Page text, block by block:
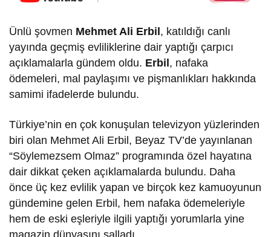
Ünlü şovmen Mehmet Ali Erbil , katıldığı canlı
yayında geçmiş evliliklerine dair yaptığı çarpıcı
açıklamalarla gündem oldu. Erbil , nafaka
ödemeleri, mal paylaşımı ve pişmanlıkları hakkında
samimi ifadelerde bulundu.
Türkiye’nin en çok konuşulan televizyon yüzlerinden
biri olan Mehmet Ali Erbil, Beyaz TV’de yayınlanan
“Söylemezsem Olmaz” programında özel hayatına
dair dikkat çeken açıklamalarda bulundu. Daha
önce üç kez evlilik yapan ve birçok kez kamuoyunun
gündemine gelen Erbil, hem nafaka ödemeleriyle
hem de eski eşleriyle ilgili yaptığı yorumlarla yine